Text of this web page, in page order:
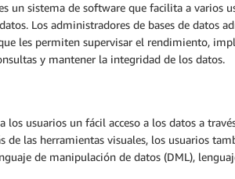
un sistema de software que facilita a varios
Los administradores de bases de datos
les permiten supervisar el rendimiento,
y mantener la integridad de los datos.
los usuarios un fácil acceso a los datos a
las herramientas visuales, los usuarios
de manipulación de datos (DML),